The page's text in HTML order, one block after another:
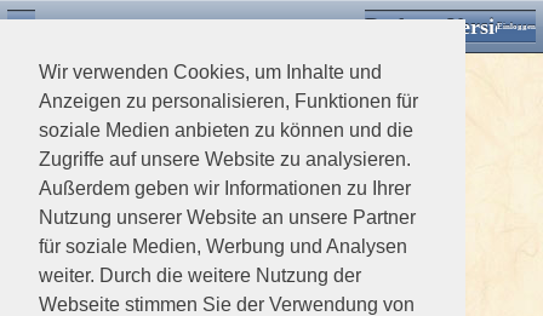
Wir verwenden Cookies, um Inhalte und
Anzeigen zu personalisieren, Funktionen für
soziale Medien anbieten zu können und die
Zugriffe auf unsere Website zu analysieren.
Außerdem geben wir Informationen zu Ihrer
Nutzung unserer Website an unsere Partner
für soziale Medien, Werbung und Analysen
weiter. Durch die weitere Nutzung der
Webseite stimmen Sie der Verwendung von
Desktop VersionEinloggen